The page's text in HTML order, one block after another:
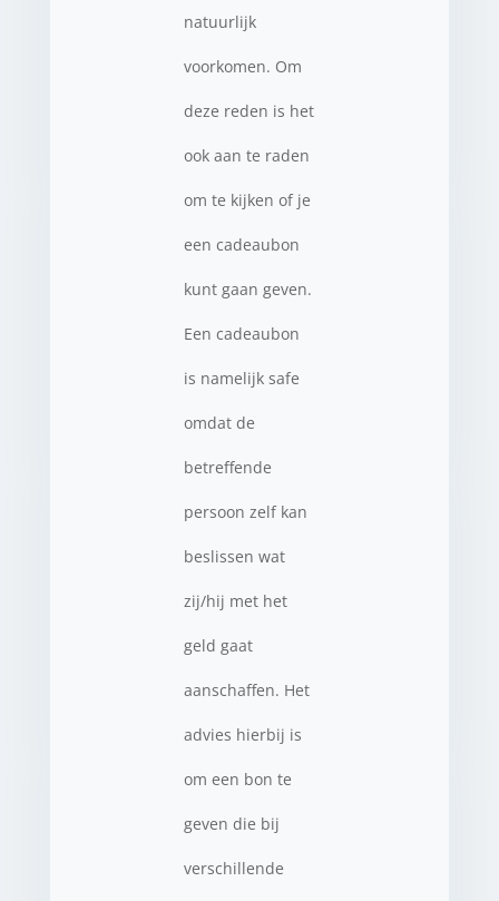
natuurlijk
voorkomen. Om
deze reden is het
ook aan te raden
om te kijken of je
een cadeaubon
kunt gaan geven.
Een cadeaubon
is namelijk safe
omdat de
betreffende
persoon zelf kan
beslissen wat
zij/hij met het
geld gaat
aanschaffen. Het
advies hierbij is
om een bon te
geven die bij
verschillende